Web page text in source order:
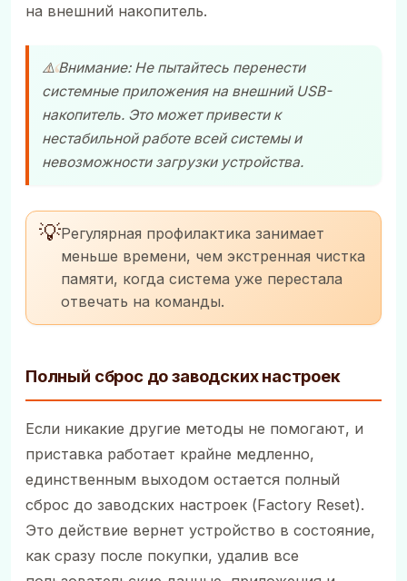
на внешний накопитель.
⚠️ Внимание: Не пытайтесь перенести
системные приложения на внешний USB-
накопитель. Это может привести к
нестабильной работе всей системы и
невозможности загрузки устройства.
💡Регулярная профилактика занимает
меньше времени, чем экстренная чистка
памяти, когда система уже перестала
отвечать на команды.
Полный сброс до заводских настроек
Если никакие другие методы не помогают, и
приставка работает крайне медленно,
единственным выходом остается полный
сброс до заводских настроек (Factory Reset).
Это действие вернет устройство в состояние,
как сразу после покупки, удалив все